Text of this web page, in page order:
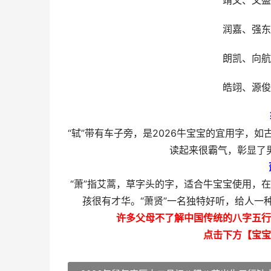
润嘉、强
朗凯、向
皓翊、源
“轼”带有车子旁，是2026牛宝宝的宜用字，如
读起来很霸气，彰显了
“萧”指艾蒿，草字头的字，适合牛宝宝使用，
孩很有才华。“萧贤”一名独特好听，给人
许多父母不了解中国传统的八字五
点击下方【宝